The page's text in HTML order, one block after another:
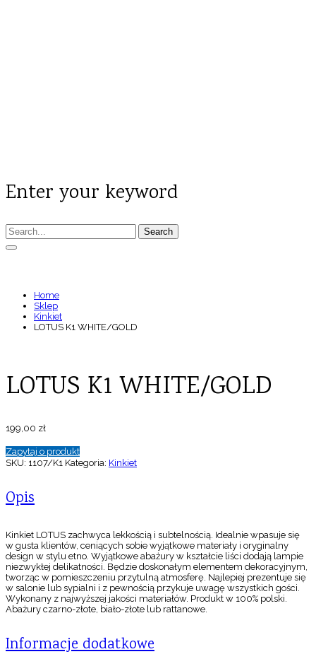
Enter your keyword
Search
Home
Sklep
Kinkiet
LOTUS K1 WHITE/GOLD
LOTUS K1 WHITE/GOLD
199,00 zł
Zapytaj o produkt
SKU: 1107/K1 Kategoria: Kinkiet
Opis
Kinkiet LOTUS zachwyca lekkością i subtelnością. Idealnie wpasuje się
w gusta klientów, ceniących sobie wyjątkowe materiały i oryginalny
design w stylu etno. Wyjątkowe abażury w kształcie liści dodają lampie
niezwykłej delikatności. Będzie doskonałym elementem dekoracyjnym,
tworząc w pomieszczeniu przytulną atmosferę. Najlepiej prezentuje się
w salonie lub sypialni i z pewnością przykuje uwagę wszystkich gości.
Wykonany z najwyższej jakości materiałów. Produkt w 100% polski.
Abażury czarno-złote, biało-złote lub rattanowe.
Informacje dodatkowe